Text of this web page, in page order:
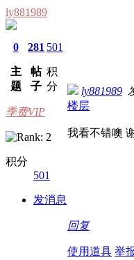
ly881989
0
主
题
281
帖
子
501
积
分
季费VIP
积分
501
发消息
ly881989
楼层
我看不错噢
回复
使用道具 举